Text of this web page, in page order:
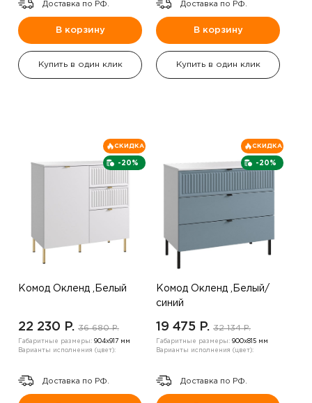
Доставка по РФ.
В корзину
Купить в один клик
Доставка по РФ.
В корзину
Купить в один клик
-20%
СКИДКА
Комод Окленд ,Белый
22 230 P. 36 680 P.
Габаритные размеры: 904х917 мм
Варианты исполнения (цвет):
Доставка по РФ.
-20%
СКИДКА
Комод Окленд ,Белый/
синий
19 475 P. 32 134 P.
Габаритные размеры: 900х815 мм
Варианты исполнения (цвет):
Доставка по РФ.